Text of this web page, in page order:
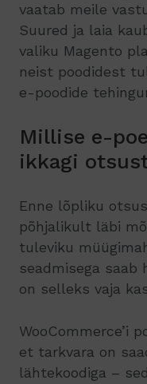
vaatab meile
Suured ja laia
valiku Magento
neist poodidest
e-poodide
Millise e-
ikkagi
Enne lõpliku
põhjalikult läbi
tuleviku
seadmisega saab
on selleks vaja
WooCommerce’i
et tarkvara on
lähtekoodiga –